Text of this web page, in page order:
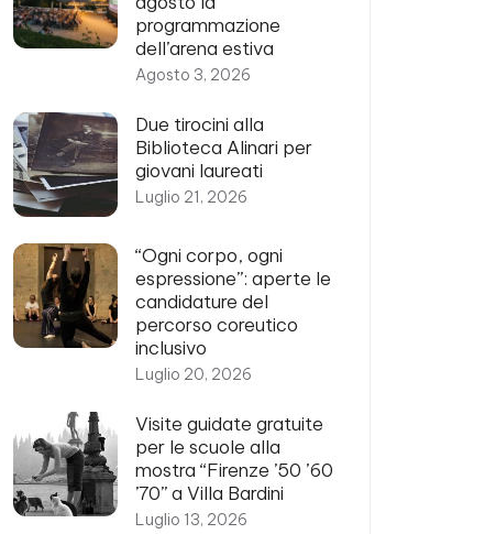
programmazione
dell’arena estiva
Agosto 3, 2026
Due tirocini alla
Biblioteca Alinari per
giovani laureati
Luglio 21, 2026
“Ogni corpo, ogni
espressione”: aperte le
candidature del
percorso coreutico
inclusivo
Luglio 20, 2026
Visite guidate gratuite
per le scuole alla
mostra “Firenze ’50 ’60
’70” a Villa Bardini
Luglio 13, 2026